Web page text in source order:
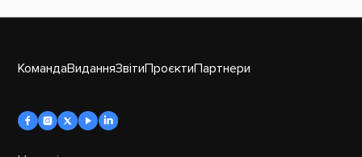
КомандаВиданняЗвітиПроєктиПартнери